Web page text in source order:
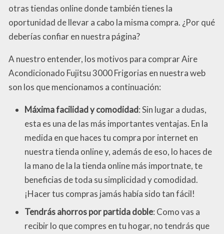
otras tiendas online donde también tienes la
oportunidad de llevar a cabo la misma compra. ¿Por qué
deberías confiar en nuestra página?
A nuestro entender, los motivos para comprar Aire
Acondicionado Fujitsu 3000 Frigorias en nuestra web
son los que mencionamos a continuación:
Máxima facilidad y comodidad: Sin lugar a dudas,
esta es una de las más importantes ventajas. En la
medida en que haces tu compra por internet en
nuestra tienda online y, además de eso, lo haces de
la mano de la la tienda online más importnate, te
beneficias de toda su simplicidad y comodidad.
¡Hacer tus compras jamás había sido tan fácil!
Tendrás ahorros por partida doble: Como vas a
recibir lo que compres en tu hogar, no tendrás que